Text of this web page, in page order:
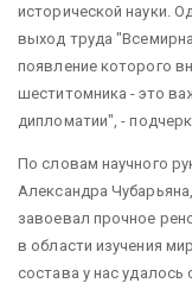
исторической науки.
выход труда
появление которого
шеститомника - это
дипломатии", -
По словам научного
Александра
завоевал прочное
в области изучения
состава у нас